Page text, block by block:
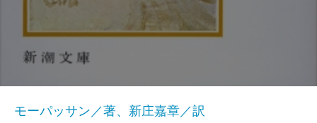
モーパッサン／著、新庄嘉章／訳